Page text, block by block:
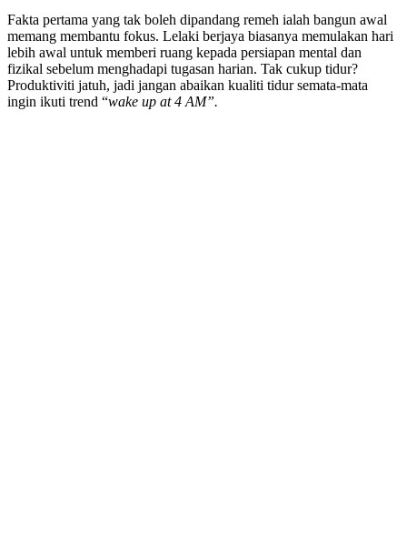
Fakta pertama yang tak boleh dipandang remeh ialah bangun awal
memang membantu fokus. Lelaki berjaya biasanya memulakan hari
lebih awal untuk memberi ruang kepada persiapan mental dan
fizikal sebelum menghadapi tugasan harian. Tak cukup tidur?
Produktiviti jatuh, jadi jangan abaikan kualiti tidur semata-mata
ingin ikuti trend “wake up at 4 AM”.